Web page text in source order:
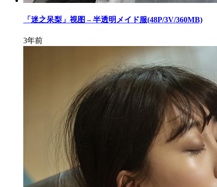
「迷之呆梨」视图 – 半透明メイド服(48P/3V/360MB)
3年前